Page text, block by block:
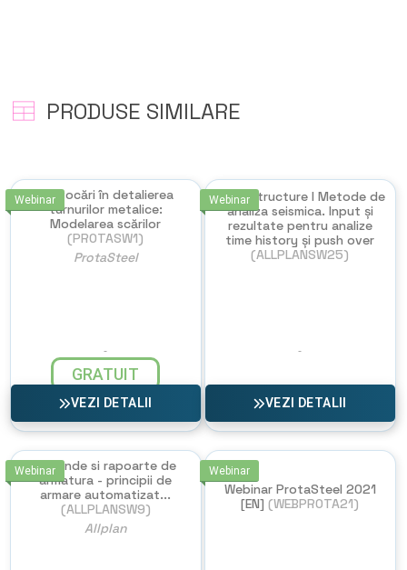
PRODUSE SIMILARE
WebinarProvocări în detalierea
turnurilor metalice:
Modelarea scărilor
(PROTASW1)
ProtaSteel
GRATUIT
VEZI DETALII
Webinar
ProtaStructure I Metode de
analiza seismica. Input și
rezultate pentru analize
time history și push over
(ALLPLANSW25)
VEZI DETALII
WebinarLegende si rapoarte de
armatura - principii de
armare automatizat...
(ALLPLANSW9)
Allplan
Webinar
Webinar ProtaSteel 2021
[EN] (WEBPROTA21)